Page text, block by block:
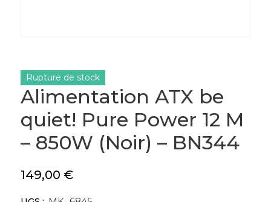
Alimentation ATX be
quiet! Pure Power 12 M
– 850W (Noir) – BN344
149,00 €
Rupture de stock